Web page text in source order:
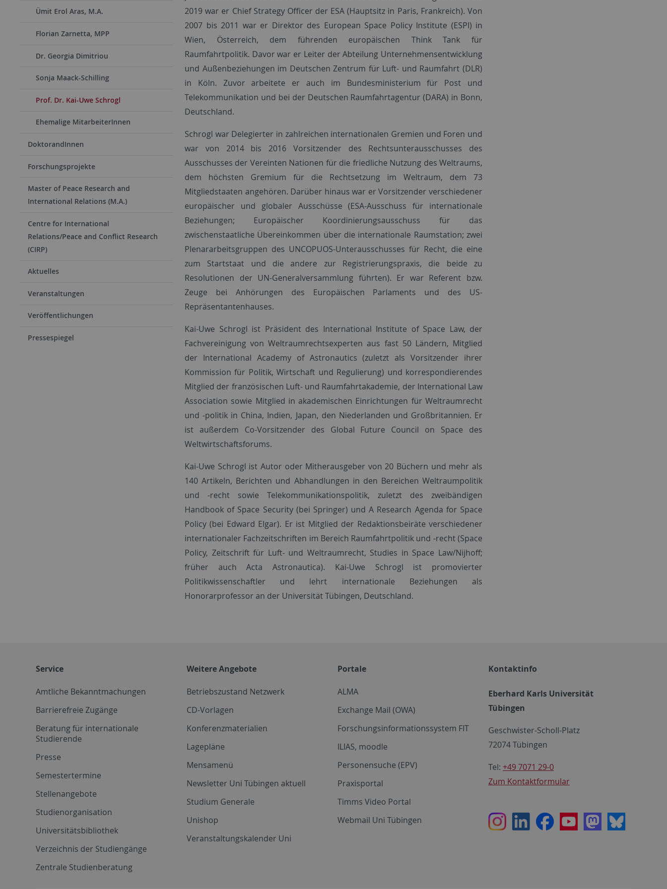
Ümit Erol Aras, M.A.
Florian Zarnetta, MPP
Dr. Georgia Dimitriou
Sonja Maack-Schilling
Prof. Dr. Kai-Uwe Schrogl
Ehemalige MitarbeiterInnen
DoktorandInnen
Forschungsprojekte
Master of Peace Research and
International Relations (M.A.)
Centre for International
Relations/Peace and Conflict Research
(CIRP)
Aktuelles
Veranstaltungen
Veröffentlichungen
Pressespiegel
2019 war er Chief Strategy Officer der ESA (Hauptsitz in Paris, Frankreich). Von
2007 bis 2011 war er Direktor des European Space Policy Institute (ESPI) in
Wien, Österreich, dem führenden europäischen Think Tank für
Raumfahrtpolitik. Davor war er Leiter der Abteilung Unternehmensentwicklung
und Außenbeziehungen im Deutschen Zentrum für Luft- und Raumfahrt (DLR)
in Köln. Zuvor arbeitete er auch im Bundesministerium für Post und
Telekommunikation und bei der Deutschen Raumfahrtagentur (DARA) in Bonn,
Deutschland.
Schrogl war Delegierter in zahlreichen internationalen Gremien und Foren und
war von 2014 bis 2016 Vorsitzender des Rechtsunterausschusses des
Ausschusses der Vereinten Nationen für die friedliche Nutzung des Weltraums,
dem höchsten Gremium für die Rechtsetzung im Weltraum, dem 73
Mitgliedstaaten angehören. Darüber hinaus war er Vorsitzender verschiedener
europäischer und globaler Ausschüsse (ESA-Ausschuss für internationale
Beziehungen; Europäischer Koordinierungsausschuss für das
zwischenstaatliche Übereinkommen über die internationale Raumstation; zwei
Plenararbeitsgruppen des UNCOPUOS-Unterausschusses für Recht, die eine
zum Startstaat und die andere zur Registrierungspraxis, die beide zu
Resolutionen der UN-Generalversammlung führten). Er war Referent bzw.
Zeuge bei Anhörungen des Europäischen Parlaments und des US-
Repräsentantenhauses.
Kai-Uwe Schrogl ist Präsident des International Institute of Space Law, der
Fachvereinigung von Weltraumrechtsexperten aus fast 50 Ländern, Mitglied
der International Academy of Astronautics (zuletzt als Vorsitzender ihrer
Kommission für Politik, Wirtschaft und Regulierung) und korrespondierendes
Mitglied der französischen Luft- und Raumfahrtakademie, der International Law
Association sowie Mitglied in akademischen Einrichtungen für Weltraumrecht
und -politik in China, Indien, Japan, den Niederlanden und Großbritannien. Er
ist außerdem Co-Vorsitzender des Global Future Council on Space des
Weltwirtschaftsforums.
Kai-Uwe Schrogl ist Autor oder Mitherausgeber von 20 Büchern und mehr als
140 Artikeln, Berichten und Abhandlungen in den Bereichen Weltraumpolitik
und -recht sowie Telekommunikationspolitik, zuletzt des zweibändigen
Handbook of Space Security (bei Springer) und A Research Agenda for Space
Policy (bei Edward Elgar). Er ist Mitglied der Redaktionsbeiräte verschiedener
internationaler Fachzeitschriften im Bereich Raumfahrtpolitik und -recht (Space
Policy, Zeitschrift für Luft- und Weltraumrecht, Studies in Space Law/Nijhoff;
früher auch Acta Astronautica). Kai-Uwe Schrogl ist promovierter
Politikwissenschaftler und lehrt internationale Beziehungen als
Honorarprofessor an der Universität Tübingen, Deutschland.
Service
Amtliche Bekanntmachungen
Barrierefreie Zugänge
Beratung für internationale
Studierende
Presse
Semestertermine
Stellenangebote
Studienorganisation
Universitätsbibliothek
Verzeichnis der Studiengänge
Zentrale Studienberatung
Weitere Angebote
Betriebszustand Netzwerk
CD-Vorlagen
Konferenzmaterialien
Lagepläne
Mensamenü
Newsletter Uni Tübingen aktuell
Studium Generale
Unishop
Veranstaltungskalender Uni
Portale
ALMA
Exchange Mail (OWA)
Forschungsinformationssystem FIT
ILIAS, moodle
Personensuche (EPV)
Praxisportal
Timms Video Portal
Webmail Uni Tübingen
Kontaktinfo
Eberhard Karls Universität
Tübingen
Geschwister-Scholl-Platz
72074 Tübingen
Tel: +49 7071 29-0
Zum Kontaktformular
InstagramLinkedInFacebookYoutubeMastodon
Bluesky